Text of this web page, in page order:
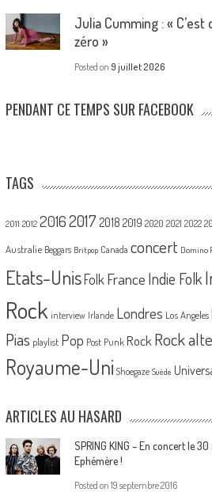
Julia Cumming : «
zéro »
Posted on 9 juillet 2026
PENDANT CE TEMPS SUR FACEBOOK
TAGS
2011 2012 20162017 2018 2019 2020 2021 2022
Australie Beggars Britpop Canada concert Domino
Etats-UnisFolk France Indie Folk
Rock interview Irlande Londres Los Angeles
Pias playlist Pop Post Punk Rock Rock
Royaume-Uni Shoegaze Suède
ARTICLES AU HASARD
SPRING KING – En concert le
Ephémère !
Posted on 19 septembre 2016